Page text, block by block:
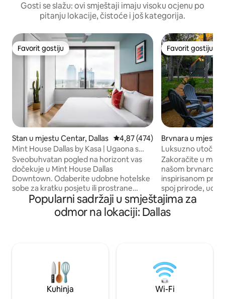
Gosti se slažu: ovi smještaji imaju visoku ocjenu po
pitanju lokacije, čistoće i još kategorija.
Favorit gostiju
Favorit gostiju
Stan u mjestu Centar, Dallas Prosječna ocjena: 4,87 od 5,
4,87 (474)
Mint House Dallas by Kasa | Ugaona s
dvije spavaće sobe
Sveobuhvatan pogled na horizont vas
dočekuje u Mint House Dallas
Downtown. Odaberite udobne hotelske
sobe za kratku posjetu ili prostrane
apartmane opremljene kompletnom
kuhinjom i perilicom rublja u sklopu
smještaja za duže boravke. Uživajte u
recepcija na licu mjesta je dostupna
tokom određenog radnog vremena.
Osim toga, usluge virtualne recepcije
dostupne su 0–24 putem mobilnog
Favorit gostiju
Favorit gostiju
Brvnara u mjestu
Luksuzno
Frame
Zakoračite u
našom brvnarom
inspirisanom
spoj prirode,
Savršeno za
i male grupe, čak
Svaki kutak ovog
jezero Joe Pool,
Cedar Hill, Globe
krugu od 20
Popularni sadržaji u smještajima za
odmor na lokaciji: Dallas
Kuhinja Wi-Fi